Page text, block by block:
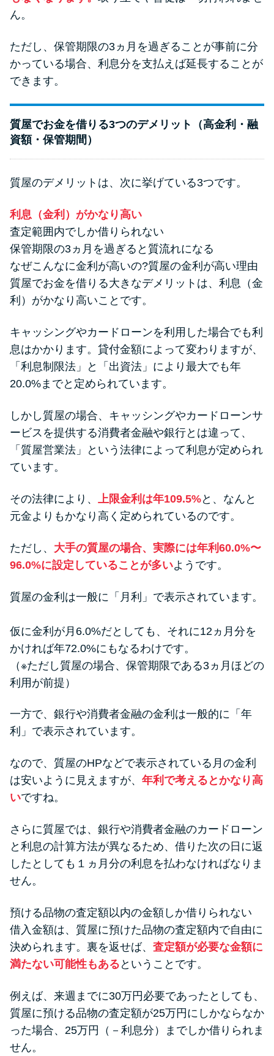
ん。
ただし、保管期限の3ヵ月を過ぎることが事前に分
かっている場合、利息分を支払えば延長することが
できます。
質屋でお金を借りる3つのデメリット（高金利・融
資額・保管期間）
質屋のデメリットは、次に挙げている3つです。
利息（金利）がかなり高い
査定範囲内でしか借りられない
保管期限の3ヵ月を過ぎると質流れになる
なぜこんなに金利が高いの?質屋の金利が高い理由
質屋でお金を借りる大きなデメリットは、利息（金
利）がかなり高いことです。
キャッシングやカードローンを利用した場合でも利
息はかかります。貸付金額によって変わりますが、
「利息制限法」と「出資法」により最大でも年
20.0%までと定められています。
しかし質屋の場合、キャッシングやカードローンサ
ービスを提供する消費者金融や銀行とは違って、
「質屋営業法」という法律によって利息が定められ
ています。
その法律により、 上限金利は年109.5%と、なんと
元金よりもかなり高く定められているのです。
ただし、 大手の質屋の場合、実際には年利60.0%〜
96.0%に設定していることが多いようです。
質屋の金利は一般に「月利」で表示されています。
仮に金利が月6.0%だとしても、それに12ヵ月分を
かければ年72.0%にもなるわけです。
（※ただし質屋の場合、保管期限である3ヵ月ほどの
利用が前提）
一方で、銀行や消費者金融の金利は一般的に「年
利」で表示されています。
なので、質屋のHPなどで表示されている月の金利
は安いように見えますが、 年利で考えるとかなり高
いですね。
さらに質屋では、銀行や消費者金融のカードローン
と利息の計算方法が異なるため、借りた次の日に返
したとしても１ヵ月分の利息を払わなければなりま
せん。
預ける品物の査定額以内の金額しか借りられない
借入金額は、質屋に預けた品物の査定額内で自由に
決められます。裏を返せば、 査定額が必要な金額に
満たない可能性もある ということです。
例えば、来週までに30万円必要であったとしても、
質屋に預ける品物の査定額が25万円にしかならなか
った場合、25万円（－利息分）までしか借りられま
せん。